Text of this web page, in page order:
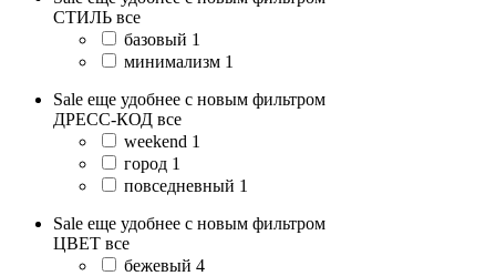
СТИЛЬ все
базовый 1
минимализм 1
Sale еще удобнее с новым фильтром
ДРЕСС-КОД все
weekend 1
город 1
повседневный 1
Sale еще удобнее с новым фильтром
ЦВЕТ все
бежевый 4